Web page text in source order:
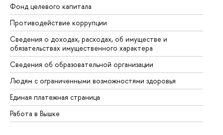
Фонд целевого капитала
Противодействие коррупции
Сведения о доходах, расходах, об имуществе и
обязательствах имущественного характера
Сведения об образовательной организации
Людям с ограниченными возможностями здоровья
Единая платежная страница
Работа в Вышке